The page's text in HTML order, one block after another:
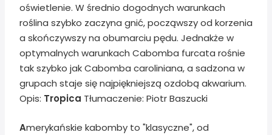
oświetlenie. W średnio dogodnych warunkach
roślina szybko zaczyna gnić, począwszy od korzenia
a skończywszy na obumarciu pędu. Jednakże w
optymalnych warunkach Cabomba furcata rośnie
tak szybko jak Cabomba caroliniana, a sadzona w
grupach staje się najpiękniejszą ozdobą akwarium.
Opis: Tropica Tłumaczenie: Piotr Baszucki
Amerykańskie kabomby to "klasyczne", od